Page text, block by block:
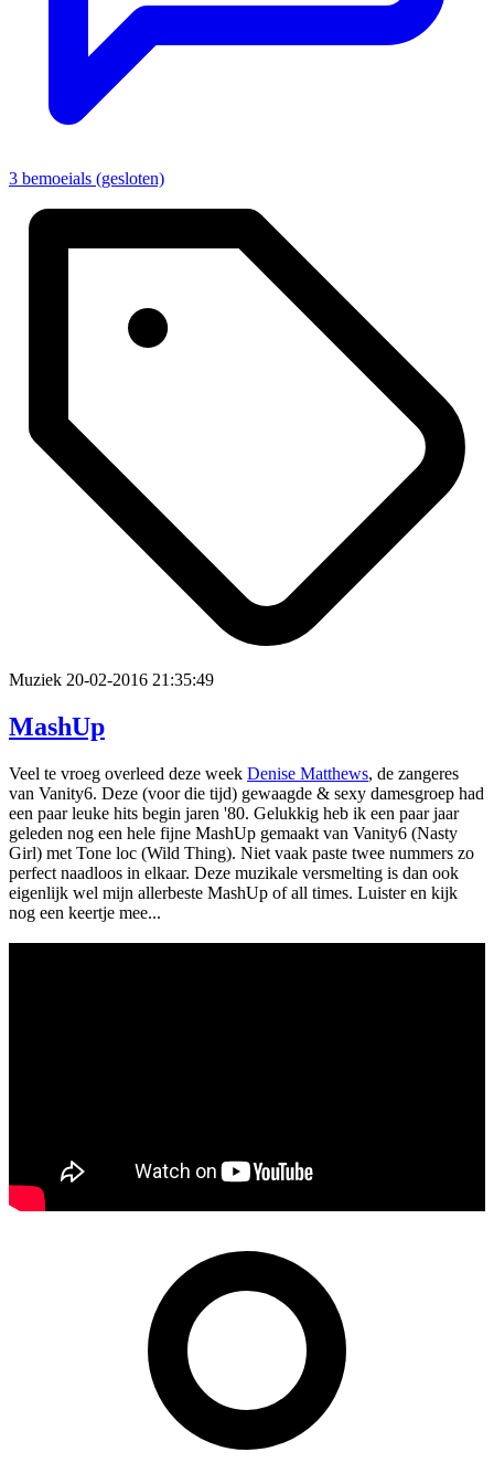
3 bemoeials (gesloten)
Muziek 20-02-2016 21:35:49
MashUp
Veel te vroeg overleed deze week Denise Matthews, de zangeres
van Vanity6. Deze (voor die tijd) gewaagde & sexy damesgroep had
een paar leuke hits begin jaren '80. Gelukkig heb ik een paar jaar
geleden nog een hele fijne MashUp gemaakt van Vanity6 (Nasty
Girl) met Tone loc (Wild Thing). Niet vaak paste twee nummers zo
perfect naadloos in elkaar. Deze muzikale versmelting is dan ook
eigenlijk wel mijn allerbeste MashUp of all times. Luister en kijk
nog een keertje mee...